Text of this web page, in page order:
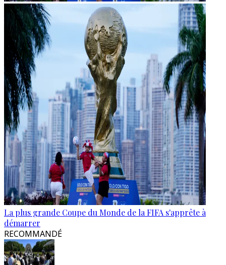
La plus grande Coupe du Monde de la FIFA s'apprête à
démarrer
RECOMMANDÉ